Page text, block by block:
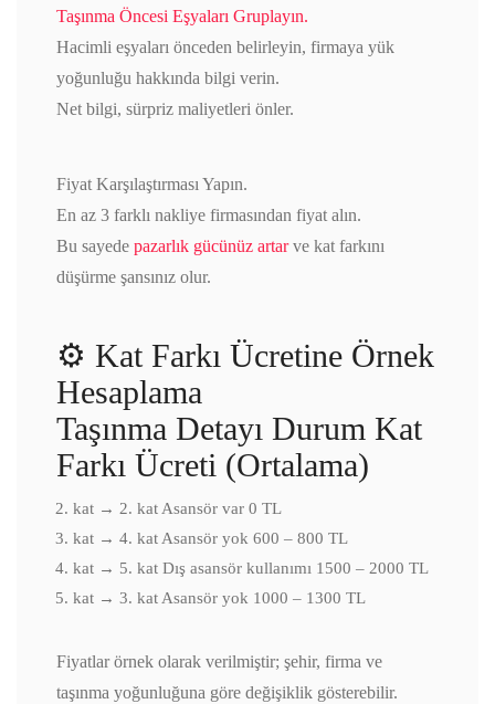
Taşınma Öncesi Eşyaları Gruplayın.
Hacimli eşyaları önceden belirleyin, firmaya yük
yoğunluğu hakkında bilgi verin.
Net bilgi, sürpriz maliyetleri önler.
Fiyat Karşılaştırması Yapın.
En az 3 farklı nakliye firmasından fiyat alın.
Bu sayede pazarlık gücünüz artarve kat farkını
düşürme şansınız olur.
⚙️ Kat Farkı Ücretine Örnek
Hesaplama
Taşınma Detayı Durum Kat
Farkı Ücreti (Ortalama)
kat → 2. kat Asansör var 0 TL
kat → 4. kat Asansör yok 600 – 800 TL
kat → 5. kat Dış asansör kullanımı 1500 – 2000 TL
kat → 3. kat Asansör yok 1000 – 1300 TL
Fiyatlar örnek olarak verilmiştir; şehir, firma ve
taşınma yoğunluğuna göre değişiklik gösterebilir.